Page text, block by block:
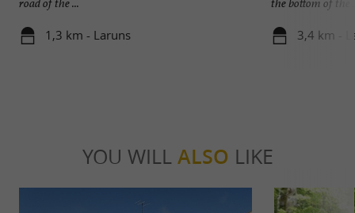
1,3 km - Laruns 3,4 km -
YOU WILL ALSO LIKE